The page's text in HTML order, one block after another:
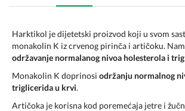
Harktikol je dijetetski proizvod koji u svom
monakolin K iz crvenog pirinča i artičoku.
održavanje normalanog nivoa holesterola i
Monakolin K doprinosi održanju normalnog
triglicerida u krvi.
Artičoka je korisna kod poremećaja jetre i